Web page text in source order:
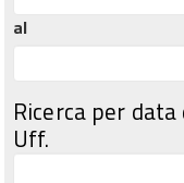
al
Ricerca per
Uff.